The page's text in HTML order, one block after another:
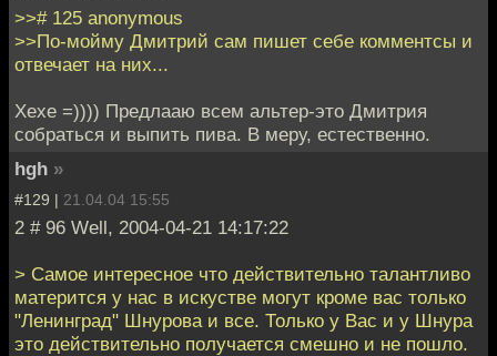
>># 125 anonymous
>>По-мойму Дмитрий сам пишет себе комментсы и
отвечает на них...
Хехе =)))) Предлааю всем альтер-это Дмитрия
собраться и выпить пива. В меру, естественно.
hgh »
#129 | 21.04.04 15:55
2 # 96 Well, 2004-04-21 14:17:22
> Самое интересное что действительно талантливо
матерится у нас в искустве могут кроме вас только
"Ленинград" Шнурова и все. Только у Вас и у Шнура
это действительно получается смешно и не пошло.